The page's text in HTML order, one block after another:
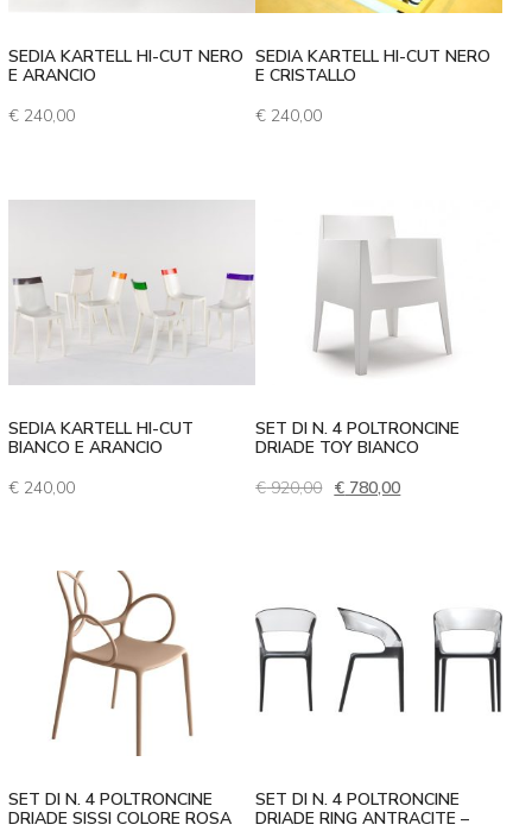
SEDIA KARTELL HI-CUT NERO
E ARANCIO
€ 240,00
SEDIA KARTELL HI-CUT NERO
E CRISTALLO
€ 240,00
SEDIA KARTELL HI-CUT
BIANCO E ARANCIO
€ 240,00
SET DI N. 4 POLTRONCINE
DRIADE TOY BIANCO
€920,00 Il prezzo originale era: €
€ 780,00Il prezzo attuale
SET DI N. 4 POLTRONCINE
DRIADE SISSI COLORE ROSA
SET DI N. 4 POLTRONCINE
DRIADE RING ANTRACITE –